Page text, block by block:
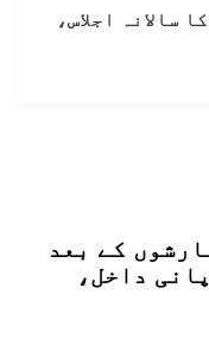
سالانہ اجلاس،
کے بعد
داخل،